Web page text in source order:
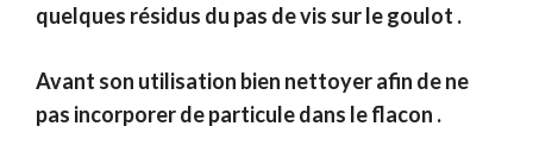
quelques résidus du pas de vis sur le goulot .
Avant son utilisation bien nettoyer afin de ne
pas incorporer de particule dans le flacon .